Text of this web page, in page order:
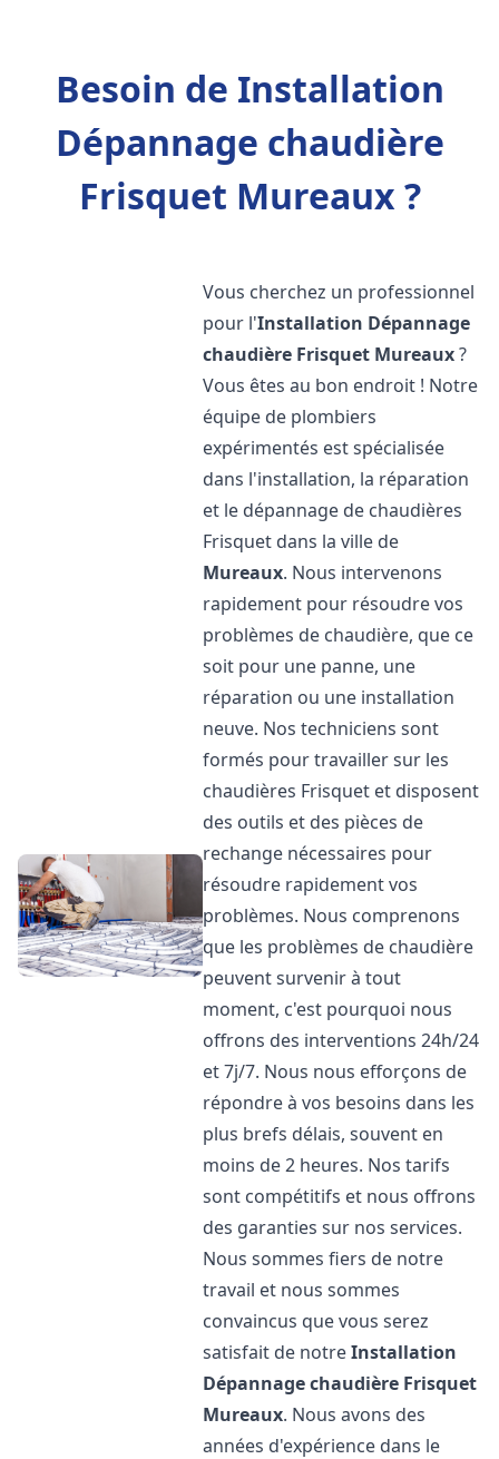
Besoin de Installation
Dépannage chaudière
Frisquet Mureaux ?
Vous cherchez un professionnel
pour l'Installation Dépannage
chaudière Frisquet Mureaux?
Vous êtes au bon endroit ! Notre
équipe de plombiers
expérimentés est spécialisée
dans l'installation, la réparation
et le dépannage de chaudières
Frisquet dans la ville de
Mureaux. Nous intervenons
rapidement pour résoudre vos
problèmes de chaudière, que ce
soit pour une panne, une
réparation ou une installation
neuve. Nos techniciens sont
formés pour travailler sur les
chaudières Frisquet et disposent
des outils et des pièces de
rechange nécessaires pour
résoudre rapidement vos
problèmes. Nous comprenons
que les problèmes de chaudière
peuvent survenir à tout
moment, c'est pourquoi nous
offrons des interventions 24h/24
et 7j/7. Nous nous efforçons de
répondre à vos besoins dans les
plus brefs délais, souvent en
moins de 2 heures. Nos tarifs
sont compétitifs et nous offrons
des garanties sur nos services.
Nous sommes fiers de notre
travail et nous sommes
convaincus que vous serez
satisfait de notreInstallation
Dépannage chaudière Frisquet
Mureaux. Nous avons des
années d'expérience dans le